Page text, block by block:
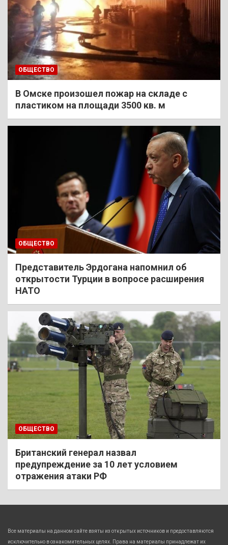
ОБЩЕСТВО
В Омске произошел пожар на складе с
пластиком на площади 3500 кв. м
ОБЩЕСТВО
Представитель Эрдогана напомнил об
открытости Турции в вопросе расширения
НАТО
ОБЩЕСТВО
Британский генерал назвал
предупреждение за 10 лет условием
отражения атаки РФ
Все материалы на данном сайте взяты из открытых источников и предоставляются
исключительно в ознакомительных целях. Права на материалы принадлежат их